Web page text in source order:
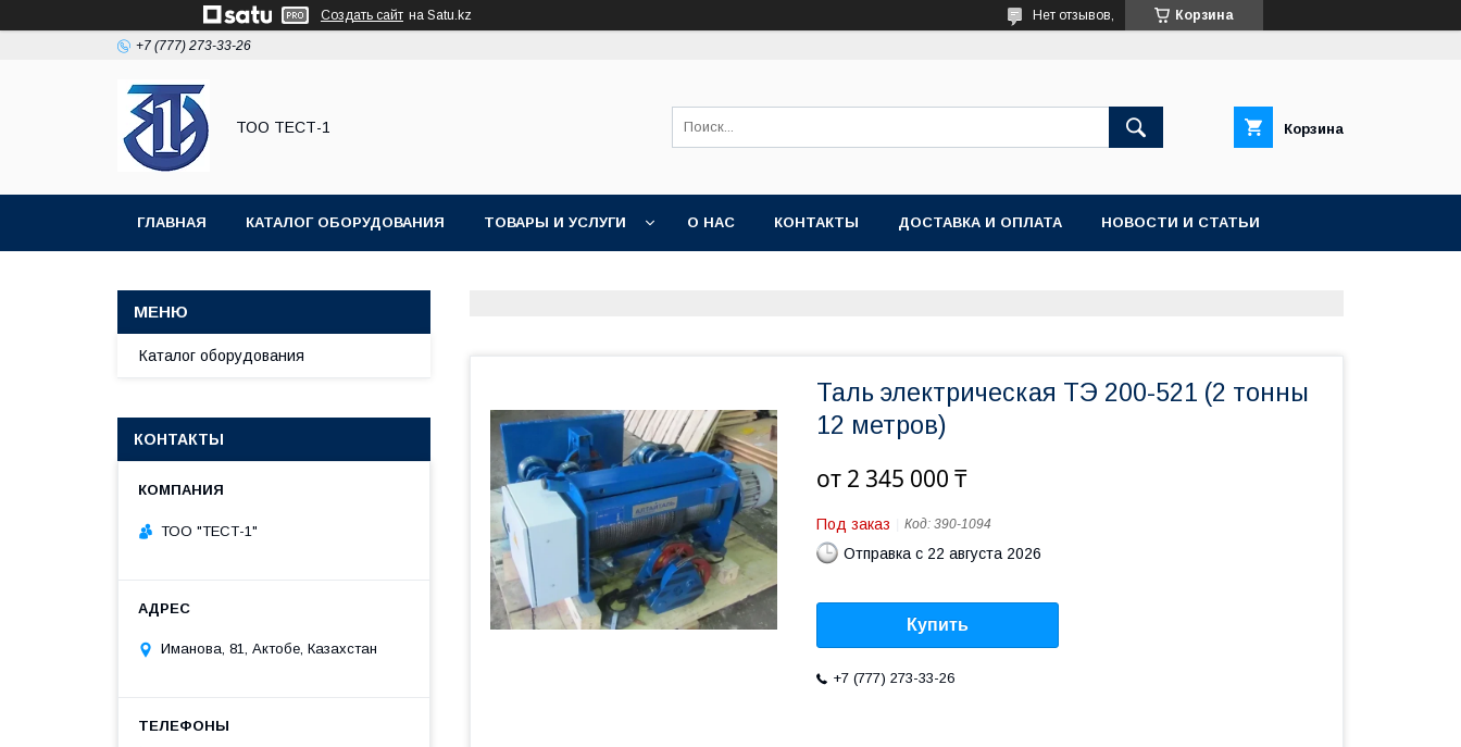
Создать сайт на Satu.kz Корзина
Нет отзывов,
+7 (777) 273-33-26
ТОО ТЕСТ-1 Корзина
ГЛАВНАЯ КАТАЛОГ ОБОРУДОВАНИЯ ТОВАРЫ И УСЛУГИ О НАС КОНТАКТЫ ДОСТАВКА И ОПЛАТА НОВОСТИ И СТАТЬИ
Таль электрическая ТЭ 200-521 (2 тонны
12 метров)
от 2 345 000 ₸
Под заказ Код: 390-1094
Отправка с 22 августа 2026
Купить
+7 (777) 273-33-26
Каталог оборудования
КОНТАКТЫ
ТОО "ТЕСТ-1"
Иманова, 81, Актобе, Казахстан